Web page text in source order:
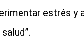
estrés y